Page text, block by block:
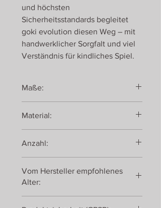
und höchsten
Sicherheitsstandards begleitet
goki evolution diesen Weg – mit
handwerklicher Sorgfalt und viel
Verständnis für kindliches Spiel.
Maße:
Material:
Anzahl:
Vom Hersteller empfohlenes
Alter: